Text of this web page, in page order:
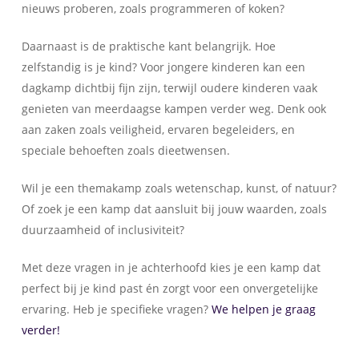
nieuws proberen, zoals programmeren of koken?
Daarnaast is de praktische kant belangrijk. Hoe
zelfstandig is je kind? Voor jongere kinderen kan een
dagkamp dichtbij fijn zijn, terwijl oudere kinderen vaak
genieten van meerdaagse kampen verder weg. Denk ook
aan zaken zoals veiligheid, ervaren begeleiders, en
speciale behoeften zoals dieetwensen.
Wil je een themakamp zoals wetenschap, kunst, of natuur?
Of zoek je een kamp dat aansluit bij jouw waarden, zoals
duurzaamheid of inclusiviteit?
Met deze vragen in je achterhoofd kies je een kamp dat
perfect bij je kind past én zorgt voor een onvergetelijke
ervaring. Heb je specifieke vragen? We helpen je graag
verder!